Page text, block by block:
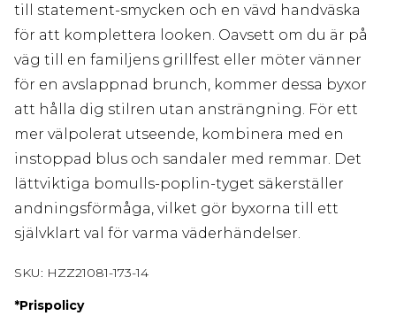
till statement-smycken och en vävd handväska
för att komplettera looken. Oavsett om du är på
väg till en familjens grillfest eller möter vänner
för en avslappnad brunch, kommer dessa byxor
att hålla dig stilren utan ansträngning. För ett
mer välpolerat utseende, kombinera med en
instoppad blus och sandaler med remmar. Det
lättviktiga bomulls-poplin-tyget säkerställer
andningsförmåga, vilket gör byxorna till ett
självklart val för varma väderhändelser.
SKU: HZZ21081-173-14
*Prispolicy